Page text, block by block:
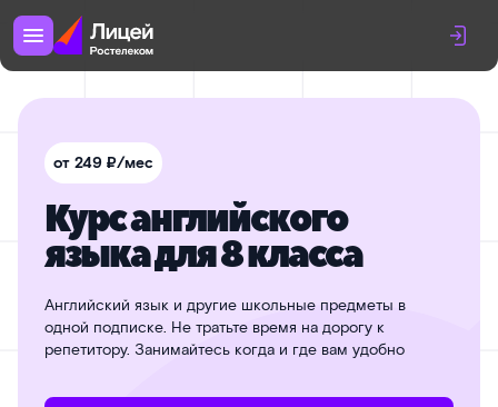
от 249 ₽/мес
Курс английского
языка для 8 класса
Английский язык и другие школьные предметы в
одной подписке. Не тратьте время на дорогу к
репетитору. Занимайтесь когда и где вам удобно